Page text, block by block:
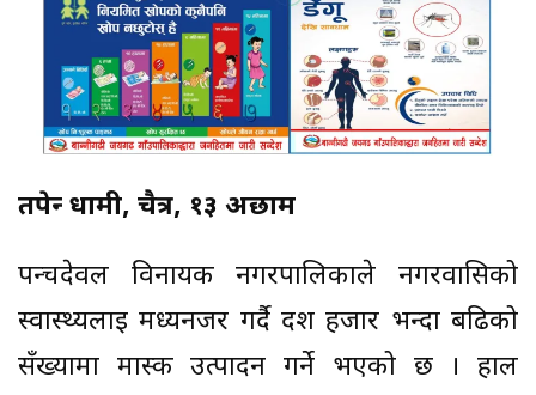
तपेन्द्र धामी, चैत्र, १३ अछाम
पन्चदेवल विनायक नगरपालिकाले नगरवासिको
स्वास्थ्यलाई मध्यनजर गर्दै दश हजार भन्दा बढिको
सँख्यामा मास्क उत्पादन गर्ने भएको छ । हाल